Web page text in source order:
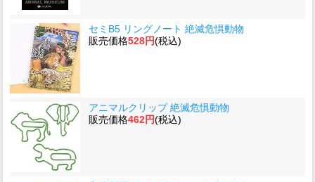
セミB5 リングノート 絶滅危惧動物
販売価格528円(税込)
アニマルクリップ 絶滅危惧動物
販売価格462円(税込)